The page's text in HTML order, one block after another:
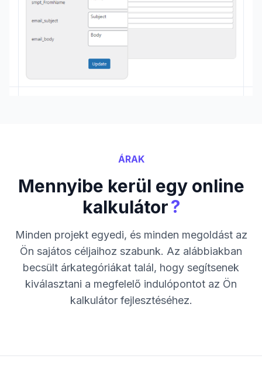
ÁRAK
Mennyibe kerül egy online
kalkulátor?
Minden projekt egyedi, és minden megoldást az
Ön sajátos céljaihoz szabunk. Az alábbiakban
becsült árkategóriákat talál, hogy segítsenek
kiválasztani a megfelelő indulópontot az Ön
kalkulátor fejlesztéséhez.